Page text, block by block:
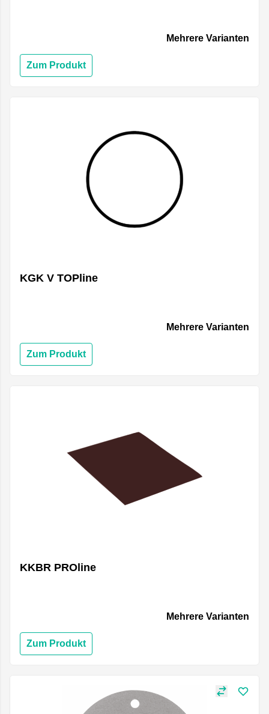
Mehrere Varianten
Zum Produkt
KGK V TOPline
Mehrere Varianten
Zum Produkt
KKBR PROline
Mehrere Varianten
Zum Produkt